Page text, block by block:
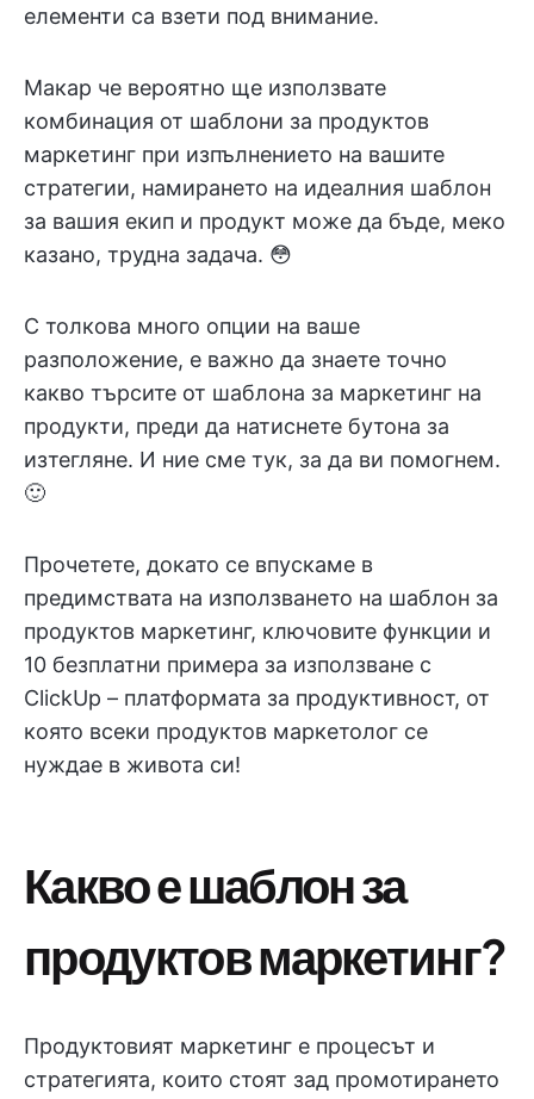
елементи са взети под внимание.
Макар че вероятно ще използвате
комбинация от шаблони за продуктов
маркетинг при изпълнението на вашите
стратегии, намирането на идеалния шаблон
за вашия екип и продукт може да бъде, меко
казано, трудна задача. 😳
С толкова много опции на ваше
разположение, е важно да знаете точно
какво търсите от шаблона за маркетинг на
продукти, преди да натиснете бутона за
изтегляне. И ние сме тук, за да ви помогнем.
🙂
Прочетете, докато се впускаме в
предимствата на използването на шаблон за
продуктов маркетинг, ключовите функции и
10 безплатни примера за използване с
ClickUp – платформата за продуктивност, от
която всеки продуктов маркетолог се
нуждае в живота си!
Какво е шаблон за
продуктов маркетинг?
Продуктовият маркетинг е процесът и
стратегията, които стоят зад промотирането